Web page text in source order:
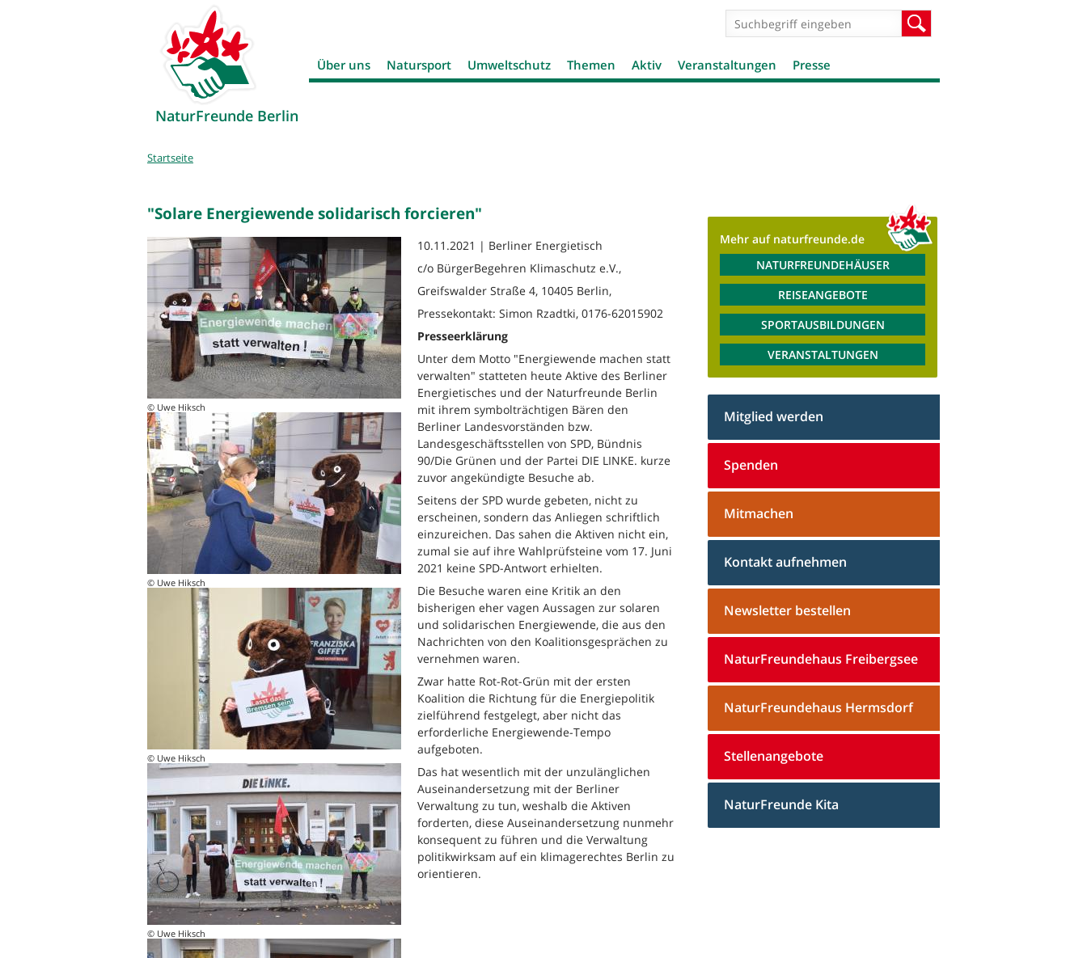
NaturFreunde Berlin
Suchformular
Über uns Natursport Umweltschutz Themen Aktiv Veranstaltungen Presse
Sie
Startseite
"Solare Energiewende solidarisch forcieren"
© Uwe Hiksch
© Uwe Hiksch
© Uwe Hiksch
© Uwe Hiksch
10.11.2021 | Berliner Energietisch
c/o BürgerBegehren Klimaschutz e.V.,
Greifswalder Straße 4, 10405 Berlin,
Pressekontakt: Simon Rzadtki, 0176-62015902
Presseerklärung
Unter dem Motto "Energiewende machen statt
verwalten" statteten heute Aktive des Berliner
Energietisches und der Naturfreunde Berlin
mit ihrem symbolträchtigen Bären den
Berliner Landesvorständen bzw.
Landesgeschäftsstellen von SPD, Bündnis
90/Die Grünen und der Partei DIE LINKE. kurze
zuvor angekündigte Besuche ab.
Seitens der SPD wurde gebeten, nicht zu
erscheinen, sondern das Anliegen schriftlich
einzureichen. Das sahen die Aktiven nicht ein,
zumal sie auf ihre Wahlprüfsteine vom 17. Juni
2021 keine SPD-Antwort erhielten.
Die Besuche waren eine Kritik an den
bisherigen eher vagen Aussagen zur solaren
und solidarischen Energiewende, die aus den
Nachrichten von den Koalitionsgesprächen zu
vernehmen waren.
Zwar hatte Rot-Rot-Grün mit der ersten
Koalition die Richtung für die Energiepolitik
zielführend festgelegt, aber nicht das
erforderliche Energiewende-Tempo
aufgeboten.
Das hat wesentlich mit der unzulänglichen
Auseinandersetzung mit der Berliner
Verwaltung zu tun, weshalb die Aktiven
forderten, diese Auseinandersetzung nunmehr
konsequent zu führen und die Verwaltung
politikwirksam auf ein klimagerechtes Berlin zu
orientieren.
Mehr auf naturfreunde.de
NATURFREUNDEHÄUSER
REISEANGEBOTE
SPORTAUSBILDUNGEN
VERANSTALTUNGEN
Mitglied werden
Spenden
Mitmachen
Kontakt aufnehmen
Newsletter bestellen
NaturFreundehaus Freibergsee
NaturFreundehaus Hermsdorf
Stellenangebote
NaturFreunde Kita